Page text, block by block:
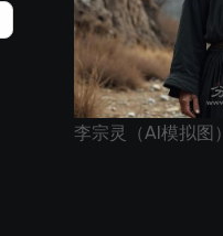
李宗灵（AI模拟图）